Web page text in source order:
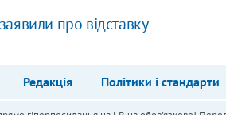
про відставку
Редакція Політики і стандарти